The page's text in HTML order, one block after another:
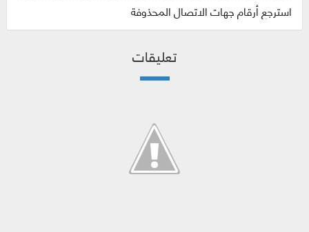
استرجع أرقام جهات الاتصال المحذوفة
تعليقات